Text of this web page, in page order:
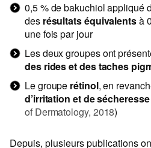
0,5 % de bakuchiol appliqué
des résultats équivalentsà
une fois par jour
Les deux groupes ont
des rides et des taches
Le groupe rétinol, en
d’irritation et de
of Dermatology, 2018)
Depuis, plusieurs publications